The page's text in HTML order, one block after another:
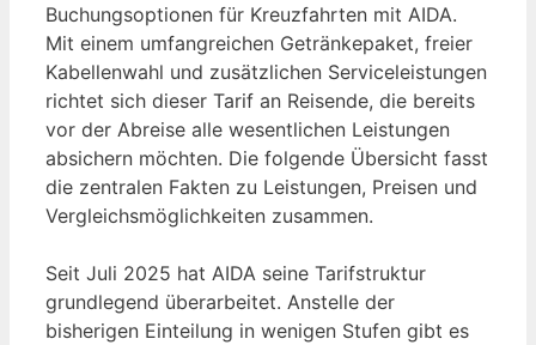
Buchungsoptionen für Kreuzfahrten mit AIDA.
Mit einem umfangreichen Getränkepaket, freier
Kabellenwahl und zusätzlichen Serviceleistungen
richtet sich dieser Tarif an Reisende, die bereits
vor der Abreise alle wesentlichen Leistungen
absichern möchten. Die folgende Übersicht fasst
die zentralen Fakten zu Leistungen, Preisen und
Vergleichsmöglichkeiten zusammen.
Seit Juli 2025 hat AIDA seine Tarifstruktur
grundlegend überarbeitet. Anstelle der
bisherigen Einteilung in wenigen Stufen gibt es